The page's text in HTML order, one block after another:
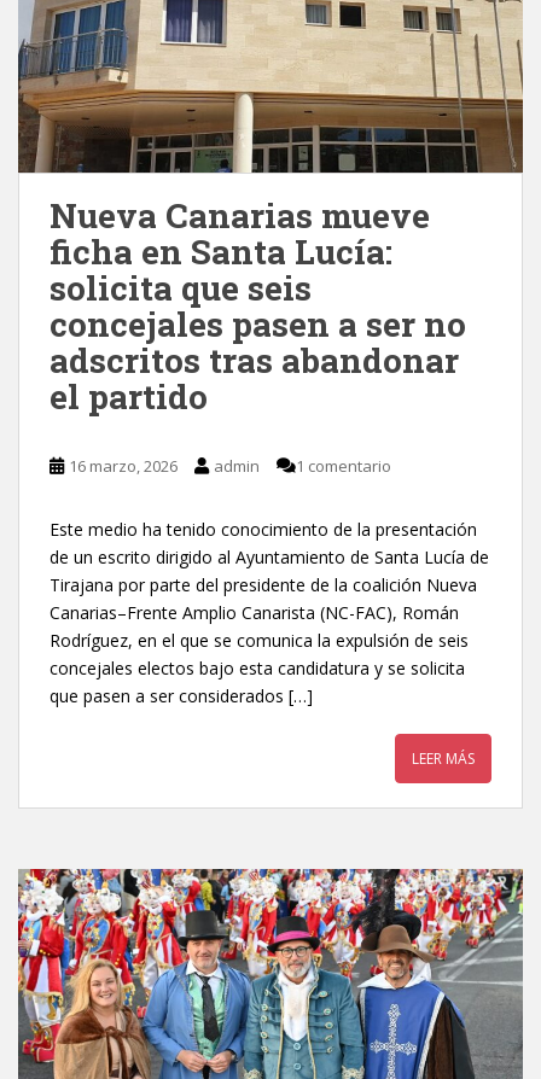
Nueva Canarias mueve
ficha en Santa Lucía:
solicita que seis
concejales pasen a ser no
adscritos tras abandonar
el partido
16 marzo, 2026 admin 1 comentario
Este medio ha tenido conocimiento de la presentación
de un escrito dirigido al Ayuntamiento de Santa Lucía de
Tirajana por parte del presidente de la coalición Nueva
Canarias–Frente Amplio Canarista (NC-FAC), Román
Rodríguez, en el que se comunica la expulsión de seis
concejales electos bajo esta candidatura y se solicita
que pasen a ser considerados […]
LEER MÁS